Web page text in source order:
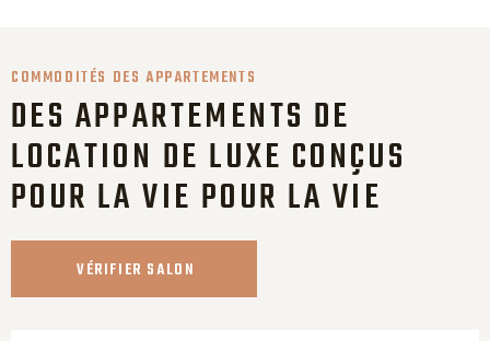
COMMODITÉS DES APPARTEMENTS
DES APPARTEMENTS DE
LOCATION DE LUXE CONÇUS
POUR LA VIE POUR LA VIE
VÉRIFIER SALON